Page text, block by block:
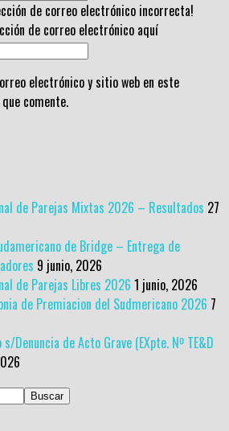
de correo electrónico incorrecta!
de correo electrónico aquí
electrónico y sitio web en este
comente.
de Parejas Mixtas 2026 – Resultados 27
de Bridge – Entrega de
9 junio, 2026
de Parejas Libres 2026 1 junio, 2026
de Premiacion del Sudmericano 2026 7
Denuncia de Acto Grave (EXpte. Nº TE&D